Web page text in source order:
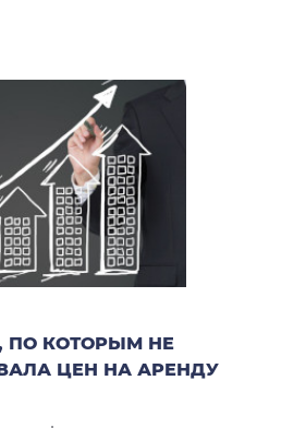
ПО КОТОРЫМ НЕ
ЦЕН НА АРЕНДУ